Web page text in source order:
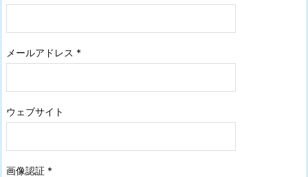
メールアドレス *
ウェブサイト
画像認証 *